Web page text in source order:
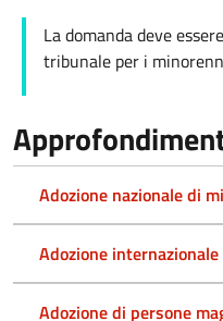
La domanda deve
tribunale per i
Adozione nazionale di
Adozione
Adozione di persone